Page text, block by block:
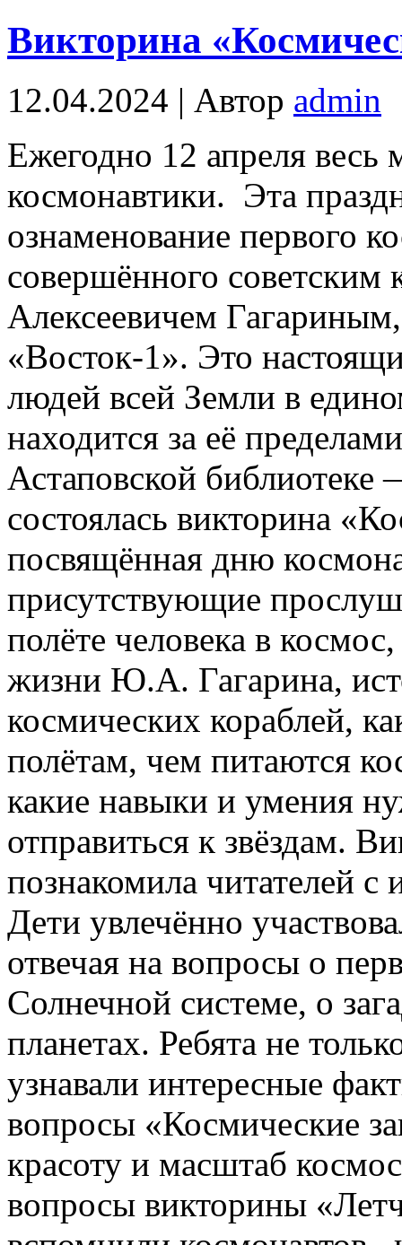
Викторина
12.04.2024 | Автор admin
Ежегодно 12 апреля весь
космонавтики. Эта
ознаменование первого
совершённого
Алексеевичем
«Восток-1». Это
людей всей Земли в
находится за её
Астаповской
состоялась викторина
посвящённая дню
присутствующие
полёте человека в
жизни Ю.А. Гагарина,
космических кораблей,
полётам, чем питаются
какие навыки и умения
отправиться к звёздам.
познакомила читателей с
Дети увлечённо
отвечая на вопросы о
Солнечной системе, о
планетах. Ребята не
узнавали интересные
вопросы «Космические
красоту и масштаб
вопросы викторины